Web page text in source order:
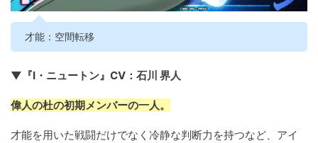
才能：空間転移
▼『I・ニュートン』CV：石川 界人
偉人の杜の初期メンバーの一人。
才能を用いた戦闘だけでなく冷静な判断力を持つなど、アイ